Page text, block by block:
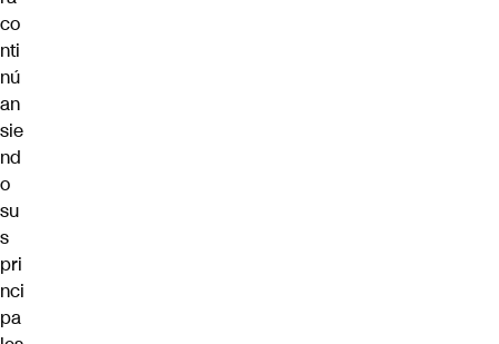
co
nti
nú
an
sie
nd
o
su
s
pri
nci
pa